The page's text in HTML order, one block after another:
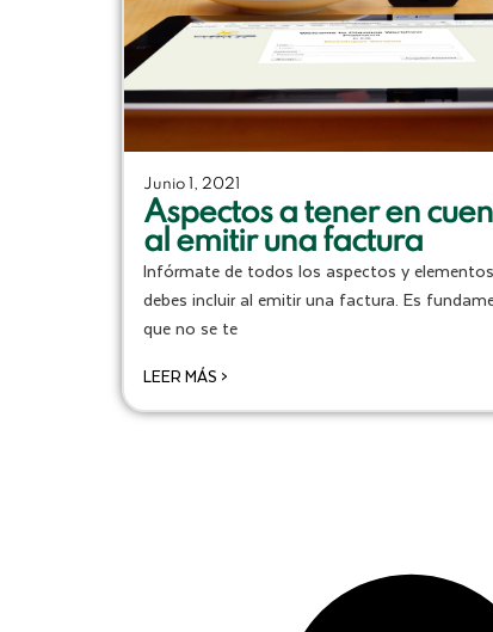
Junio 1, 2021
Aspectos a tener en
al emitir una factura
Infórmate de todos los aspectos y
debes incluir al emitir una factura. Es
que no se te
LEER MÁS >